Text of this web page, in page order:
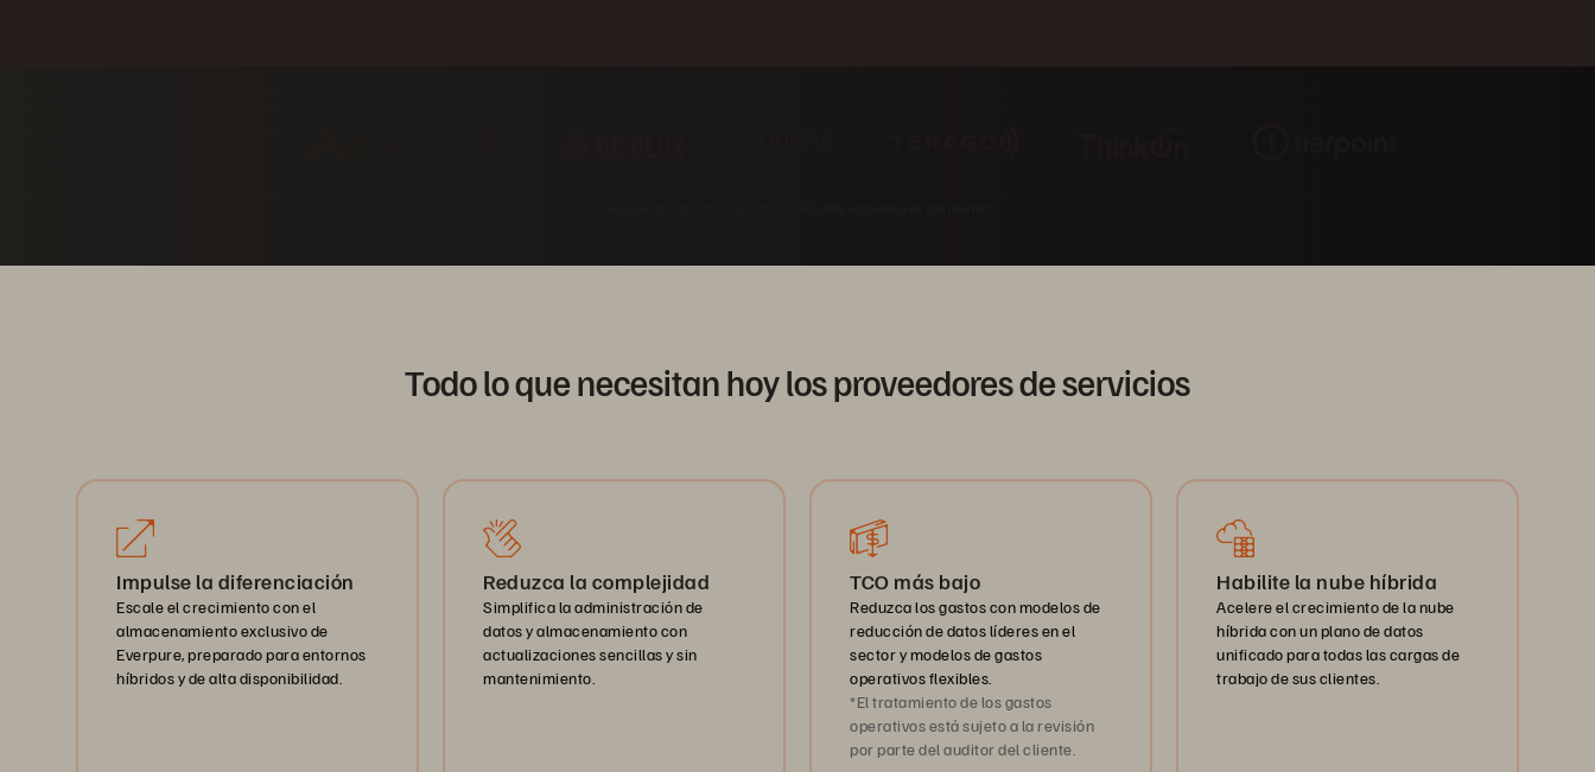
Todo lo que necesitan hoy los proveedores de servicios
Impulse la diferenciación
Escale el crecimiento con el
almacenamiento exclusivo de
Everpure, preparado para entornos
híbridos y de alta disponibilidad.
Reduzca la complejidad
Simplifica la administración de
datos y almacenamiento con
actualizaciones sencillas y sin
mantenimiento.
TCO más bajo
Reduzca los gastos con modelos de
reducción de datos líderes en el
sector y modelos de gastos
operativos flexibles.
*El tratamiento de los gastos
operativos está sujeto a la revisión
por parte del auditor del cliente.
Habilite la nube híbrida
Acelere el crecimiento de la nube
híbrida con un plano de datos
unificado para todas las cargas de
trabajo de sus clientes.